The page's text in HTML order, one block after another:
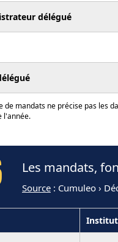
délégué
de mandats ne précise pas les
l'année.
Les mandats,
Source : Cumuleo ›